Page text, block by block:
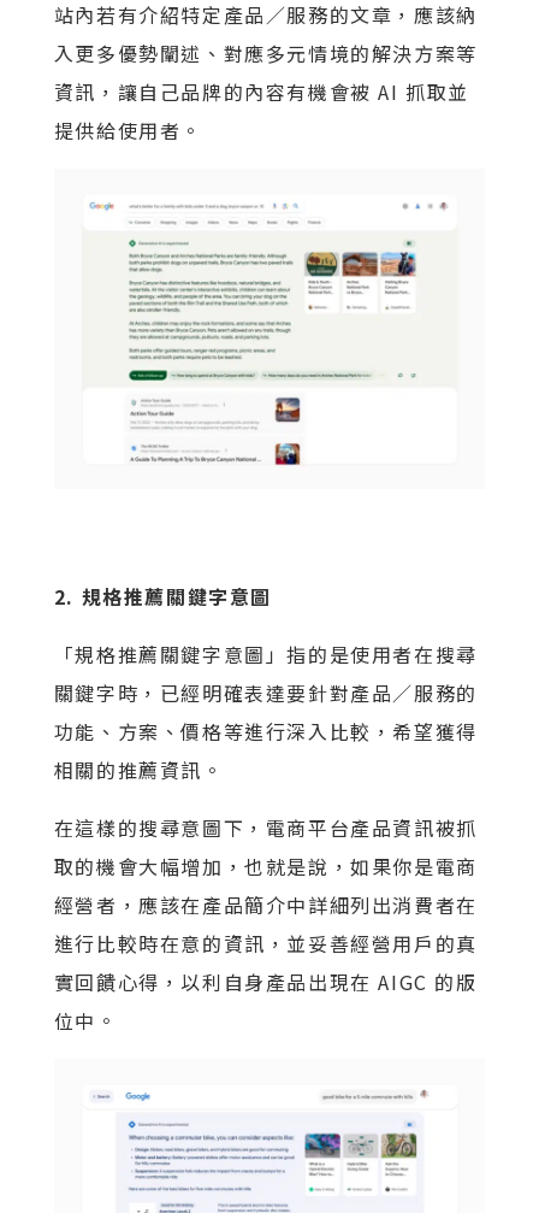
站內若有介紹特定產品／服務的文章，應該納
入更多優勢闡述、對應多元情境的解決方案等
資訊，讓自己品牌的內容有機會被 AI 抓取並
提供給使用者。
2. 規格推薦關鍵字意圖
「規格推薦關鍵字意圖」指的是使用者在搜尋
關鍵字時，已經明確表達要針對產品／服務的
功能、方案、價格等進行深入比較，希望獲得
相關的推薦資訊。
在這樣的搜尋意圖下，電商平台產品資訊被抓
取的機會大幅增加，也就是說，如果你是電商
經營者，應該在產品簡介中詳細列出消費者在
進行比較時在意的資訊，並妥善經營用戶的真
實回饋心得，以利自身產品出現在 AIGC 的版
位中。